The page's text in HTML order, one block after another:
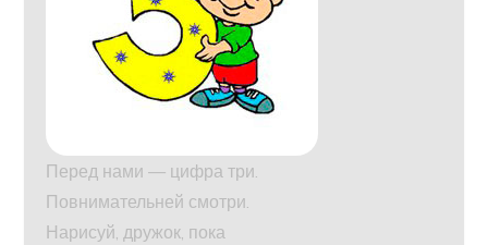
Перед нами — цифра три.
Повнимательней смотри.
Нарисуй, дружок, пока